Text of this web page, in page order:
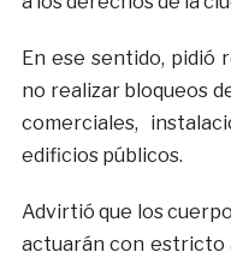
En ese sentido, pidió
no realizar bloqueos
comerciales,
edificios públicos.
Advirtió que los
actuarán con estricto